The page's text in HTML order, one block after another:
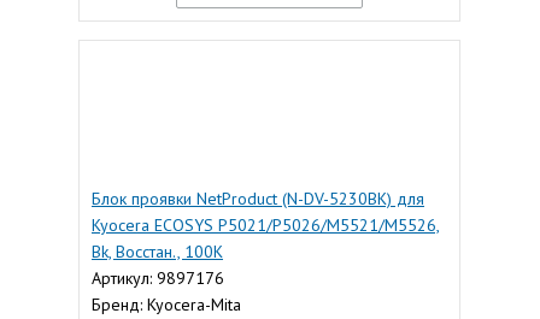
Блок проявки NetProduct (N-DV-5230BK) для
Kyocera ECOSYS P5021/P5026/M5521/M5526,
Bk, Восстан., 100К
Артикул: 9897176
Бренд: Kyocera-Mita